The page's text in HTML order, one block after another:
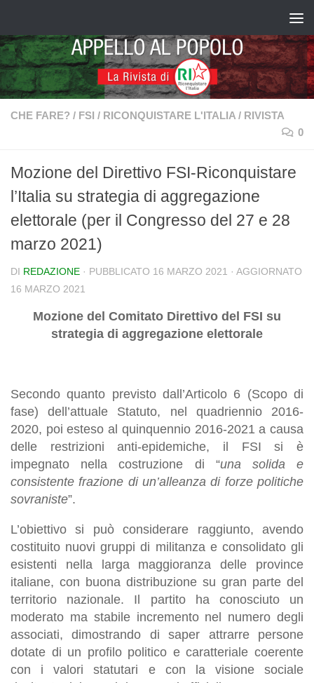
CHE FARE? / FSI / RICONQUISTARE L'ITALIA / RIVISTA
0
Mozione del Direttivo FSI-Riconquistare
l’Italia su strategia di aggregazione
elettorale (per il Congresso del 27 e 28
marzo 2021)
DI REDAZIONE · PUBBLICATO 16 MARZO 2021 · AGGIORNATO
16 MARZO 2021
Mozione del Comitato Direttivo del FSI su
strategia di aggregazione elettorale
Secondo quanto previsto dall’Articolo 6 (Scopo di
fase) dell’attuale Statuto, nel quadriennio 2016-
2020, poi esteso al quinquennio 2016-2021 a causa
delle restrizioni anti-epidemiche, il FSI si è
impegnato nella costruzione di “una solida e
consistente frazione di un’alleanza di forze politiche
sovraniste”.
L’obiettivo si può considerare raggiunto, avendo
costituito nuovi gruppi di militanza e consolidato gli
esistenti nella larga maggioranza delle province
italiane, con buona distribuzione su gran parte del
territorio nazionale. Il partito ha conosciuto un
moderato ma stabile incremento nel numero degli
associati, dimostrando di saper attrarre persone
dotate di un profilo politico e caratteriale coerente
con i valori statutari e con la visione sociale